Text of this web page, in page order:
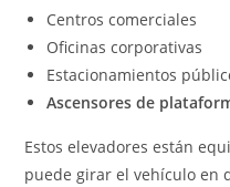
Centros comerciales
Oficinas corporativas
Estacionamientos
Ascensores de
Estos elevadores están
puede girar el vehículo en